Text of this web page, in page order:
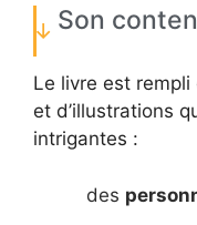
Son
Le livre est rempli
et d’illustrations
intrigantes :
des